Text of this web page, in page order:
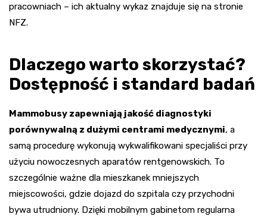
pracowniach – ich aktualny wykaz znajduje się na stronie
NFZ.
Dlaczego warto skorzystać?
Dostępność i standard badań
Mammobusy zapewniają jakość diagnostyki
porównywalną z dużymi centrami medycznymi, a
samą procedurę wykonują wykwalifikowani specjaliści przy
użyciu nowoczesnych aparatów rentgenowskich. To
szczególnie ważne dla mieszkanek mniejszych
miejscowości, gdzie dojazd do szpitala czy przychodni
bywa utrudniony. Dzięki mobilnym gabinetom regularna